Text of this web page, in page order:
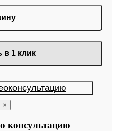
в 1 клик
×
консультацию